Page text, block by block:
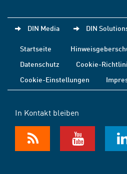
DIN Media DIN
Startseite
Datenschutz
Cookie-
Cookie-Einstellungen
In Kontakt bleiben